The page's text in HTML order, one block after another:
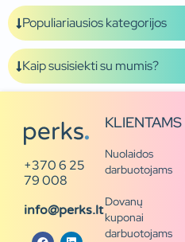
Populiariausios kategorijos
Kaip susisiekti su mumis?
+370 6 25
79 008
info@perks.lt
KLIENTAMS
Nuolaidos
darbuotojams
Dovanų
kuponai
darbuotojams